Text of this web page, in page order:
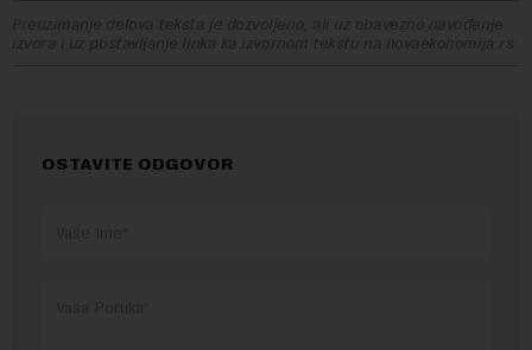
Preuzimanje delova teksta je dozvoljeno, ali uz obavezno navođenje
izvora i uz postavljanje linka ka izvornom tekstu na novaekonomija.rs
OSTAVITE ODGOVOR